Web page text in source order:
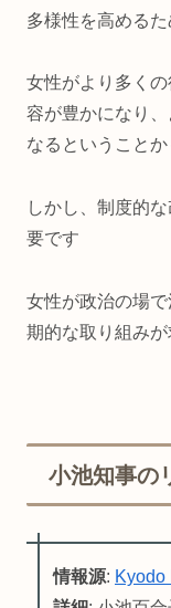
多様性を高める
女性がより多く
容が豊かになり
なるということ
しかし、制度的
要です
女性が政治の場
期的な取り組み
小池知事の
情報源: Kyodo